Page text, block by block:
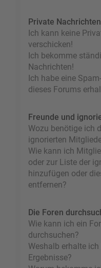
Private Nachrichten
Ich kann keine
verschicken!
Ich bekomme
Nachrichten!
Ich habe eine
dieses Forums
Freunde und
Wozu benötige ich
ignorierten
Wie kann ich
oder zur Liste der
hinzufügen oder
entfernen?
Die Foren
Wie kann ich ein
durchsuchen?
Weshalb erhalte
Ergebnisse?